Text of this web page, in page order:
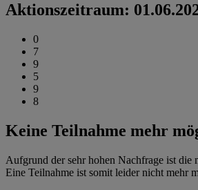
Aktionszeitraum:
0
7
9
5
9
8
Keine Teilnahme mehr
Aufgrund der sehr hohen Nachfrage ist die
Eine Teilnahme ist somit leider nicht mehr